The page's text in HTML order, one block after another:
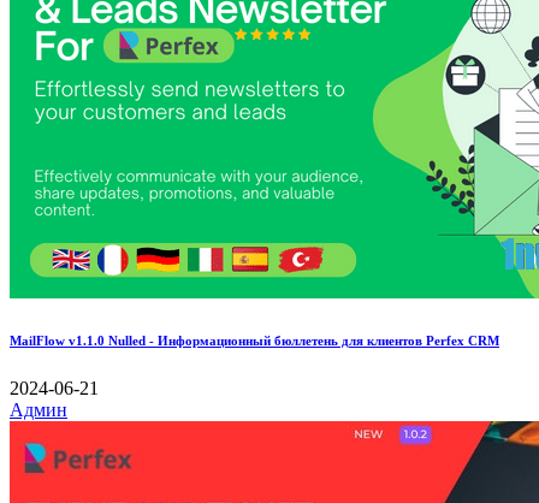
MailFlow v1.1.0 Nulled - Информационный бюллетень для клиентов Perfex CRM
2024-06-21
Админ